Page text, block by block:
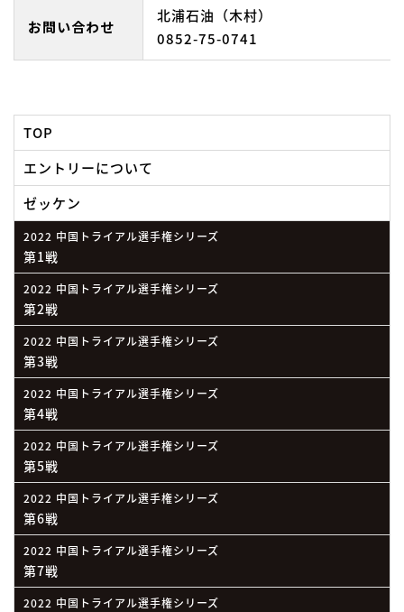
お問い合わせ
北浦石油（木村）
0852-75-0741
TOP
エントリーについて
ゼッケン
2022 中国トライアル選手権シリーズ
第1戦
2022 中国トライアル選手権シリーズ
第2戦
2022 中国トライアル選手権シリーズ
第3戦
2022 中国トライアル選手権シリーズ
第4戦
2022 中国トライアル選手権シリーズ
第5戦
2022 中国トライアル選手権シリーズ
第6戦
2022 中国トライアル選手権シリーズ
第7戦
2022 中国トライアル選手権シリーズ